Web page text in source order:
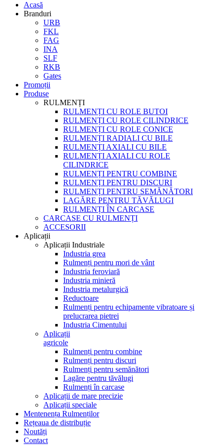
Acasă
Branduri
URB
FKL
FAG
INA
SLF
RKB
Gates
Promoții
Produse
RULMENȚI
RULMENȚI CU ROLE BUTOI
RULMENȚI CU ROLE CILINDRICE
RULMENȚI CU ROLE CONICE
RULMENȚI RADIALI CU BILE
RULMENȚI AXIALI CU BILE
RULMENȚI AXIALI CU ROLE
CILINDRICE
RULMENȚI PENTRU COMBINE
RULMENȚI PENTRU DISCURI
RULMENȚI PENTRU SEMĂNĂTORI
LAGĂRE PENTRU TĂVĂLUGI
RULMENȚI ÎN CARCASE
CARCASE CU RULMENȚI
ACCESORII
Aplicații
Aplicații Industriale
Industria grea
Rulmenți pentru mori de vânt
Industria feroviară
Industria minieră
Industria metalurgică
Reductoare
Rulmenți pentru echipamente vibratoare și
prelucrarea pietrei
Industria Cimentului
Aplicații
agricole
Rulmenți pentru combine
Rulmenți pentru discuri
Rulmenți pentru semănători
Lagăre pentru tăvălugi
Rulmenți în carcase
Aplicații de mare precizie
Aplicații speciale
Mentenența Rulmenților
Rețeaua de distribuție
Noutăți
Contact